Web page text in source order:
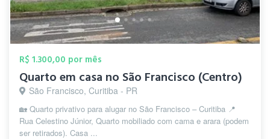
R$ 1.300,00 por mês
Quarto em casa no São Francisco (Centro)
São Francisco, Curitiba - PR
🏡 Quarto privativo para alugar no São Francisco – Curitiba 📍
Rua Celestino Júnior, Quarto mobiliado com cama e arara (podem
ser retirados). Casa ...